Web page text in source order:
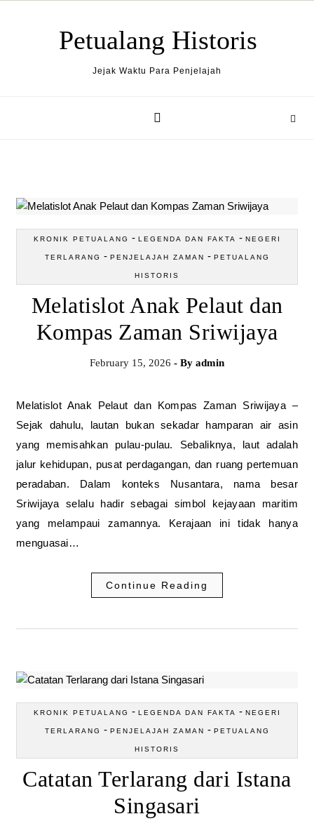
Petualang Historis
Jejak Waktu Para Penjelajah
KRONIK PETUALANG - LEGENDA DAN FAKTA - NEGERI
TERLARANG - PENJELAJAH ZAMAN - PETUALANG
HISTORIS
Melatislot Anak Pelaut dan
Kompas Zaman Sriwijaya
February 15, 2026 - By admin
Melatislot Anak Pelaut dan Kompas Zaman Sriwijaya –
Sejak dahulu, lautan bukan sekadar hamparan air asin
yang memisahkan pulau-pulau. Sebaliknya, laut adalah
jalur kehidupan, pusat perdagangan, dan ruang pertemuan
peradaban. Dalam konteks Nusantara, nama besar
Sriwijaya selalu hadir sebagai simbol kejayaan maritim
yang melampaui zamannya. Kerajaan ini tidak hanya
menguasai…
Continue Reading
KRONIK PETUALANG - LEGENDA DAN FAKTA - NEGERI
TERLARANG - PENJELAJAH ZAMAN - PETUALANG
HISTORIS
Catatan Terlarang dari Istana
Singasari